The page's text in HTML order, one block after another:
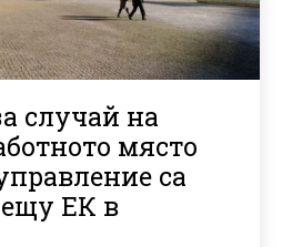
случай на
място
са
ЕК в